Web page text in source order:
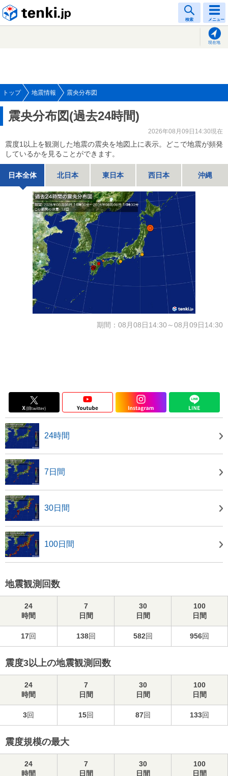
検索 メニュー
現在地
トップ 地震情報 震央分布図
震央分布図(過去24時間)
2026年08月09日14:30現在
震度1以上を観測した地震の震央を地図上に表示。どこで地震が頻発
しているかを見ることができます。
日本全体 北日本 東日本 西日本 沖縄
期間：08月08日14:30～08月09日14:30
24時間
7日間
30日間
100日間
地震観測回数
24
時間
7
日間
30
日間
100
日間
17回 138回 582回 956回
震度3以上の地震観測回数
24
時間
7
日間
30
日間
100
日間
3回 15回 87回 133回
震度規模の最大
24
時間
7
日間
30
日間
100
日間